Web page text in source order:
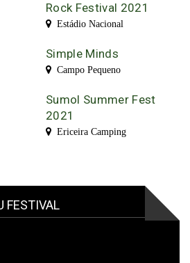
Rock Festival 2021
Estádio Nacional
Simple Minds
Campo Pequeno
Sumol Summer Fest
2021
Ericeira Camping
FESTIVAL